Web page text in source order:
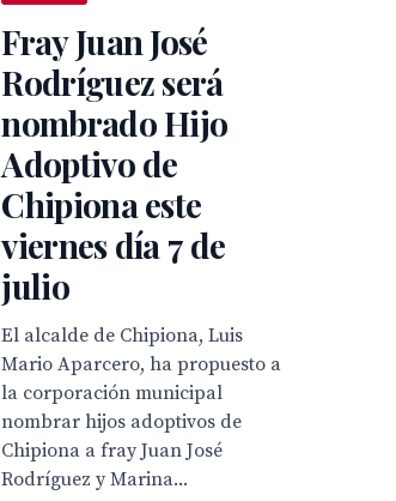
Fray Juan José
Rodríguez será
nombrado Hijo
Adoptivo de
Chipiona este
viernes día 7 de
julio
El alcalde de Chipiona, Luis
Mario Aparcero, ha propuesto a
la corporación municipal
nombrar hijos adoptivos de
Chipiona a fray Juan José
Rodríguez y Marina...